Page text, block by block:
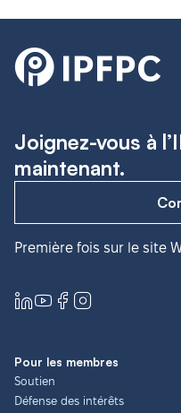
Joignez-vous à
maintenant.
Première fois sur le site
Pour les membres
Soutien
Défense des intérêts